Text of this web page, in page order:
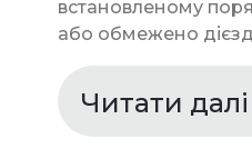
встановленому
або обмежено
Читати далі